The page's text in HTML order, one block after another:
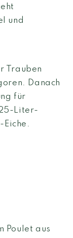
und
Trauben
Danach
für
Liter-
Eiche.
Poulet aus